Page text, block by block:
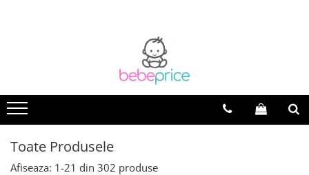
Toate Produsele
Afiseaza: 1-21 din 302 produse